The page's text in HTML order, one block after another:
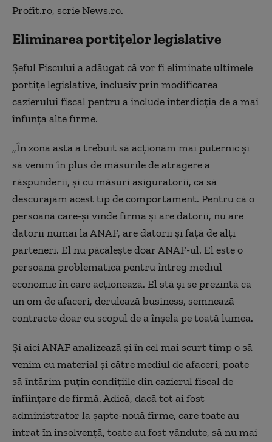
Profit.ro, scrie News.ro.
Eliminarea portițelor legislative
Șeful Fiscului a adăugat că vor fi eliminate ultimele
portițe legislative, inclusiv prin modificarea
cazierului fiscal pentru a include interdicția de a mai
înființa alte firme.
„În zona asta a trebuit să acționăm mai puternic și
să venim în plus de măsurile de atragere a
răspunderii, și cu măsuri asiguratorii, ca să
descurajăm acest tip de comportament. Pentru că o
persoană care-și vinde firma și are datorii, nu are
datorii numai la ANAF, are datorii și față de alți
parteneri. El nu păcălește doar ANAF-ul. El este o
persoană problematică pentru întreg mediul
economic în care acționează. El stă și se prezintă ca
un om de afaceri, derulează business, semnează
contracte doar cu scopul de a înșela pe toată lumea.
Și aici ANAF analizează și în cel mai scurt timp o să
venim cu material și către mediul de afaceri, poate
să întărim puțin condițiile din cazierul fiscal de
înființare de firmă. Adică, dacă tot ai fost
administrator la șapte-nouă firme, care toate au
intrat în insolvență, toate au fost vândute, să nu mai